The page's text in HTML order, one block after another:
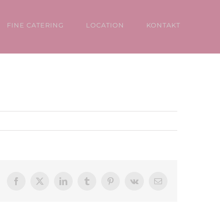
FINE CATERING LOCATION KONTAKT
Facebook
X LinkedInTumblrPinterestVk
E-